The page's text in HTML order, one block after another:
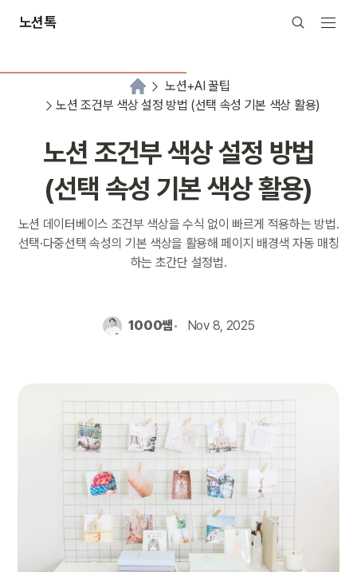
노션톡
노션+AI 꿀팁
노션 조건부 색상 설정 방법 (선택 속성 기본 색상 활용)
노션 조건부 색상 설정 방법
(선택 속성 기본 색상 활용)
노션 데이터베이스 조건부 색상을 수식 없이 빠르게 적용하는 방법.
선택·다중선택 속성의 기본 색상을 활용해 페이지 배경색 자동 매칭
하는 초간단 설정법.
1000쌤 Nov 8, 2025